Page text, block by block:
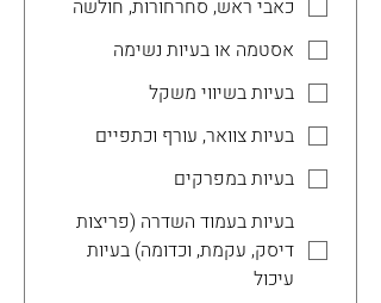
כאבי ראש, סחרחורות, חולשה
אסטמה או בעיות נשימה
בעיות בשיווי משקל
בעיות צוואר, עורף וכתפיים
בעיות במפרקים
בעיות בעמוד השדרה (פריצות
דיסק, עקמת, וכדומה) בעיות
עיכול